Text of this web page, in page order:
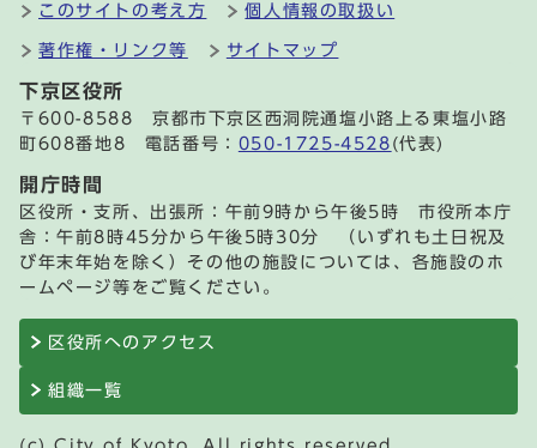
このサイトの考え方 個人情報の取扱い
著作権・リンク等 サイトマップ
下京区役所
〒600-8588 京都市下京区西洞院通塩小路上る東塩小路
町608番地8 電話番号： 050-1725-4528 (代表)
開庁時間
区役所・支所、出張所：午前9時から午後5時 市役所本庁
舎：午前8時45分から午後5時30分 （いずれも土日祝及
び年末年始を除く）その他の施設については、各施設のホ
ームページ等をご覧ください。
区役所へのアクセス
組織一覧